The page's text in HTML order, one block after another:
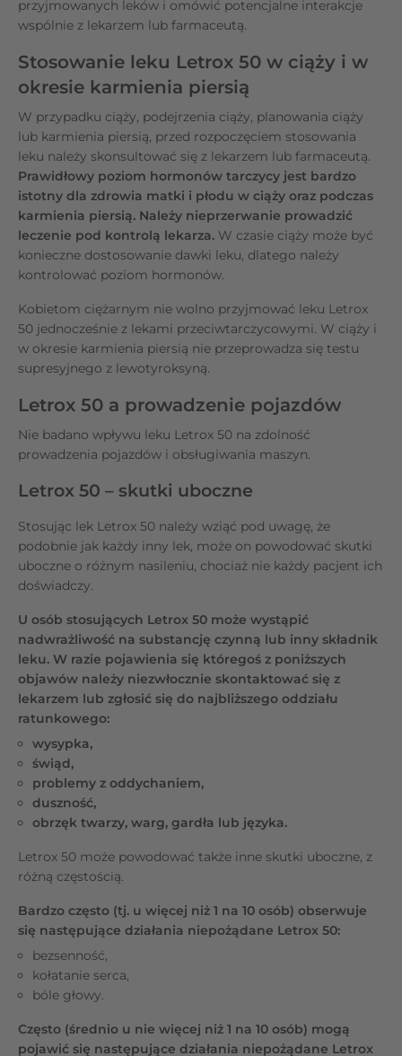
przyjmowanych leków i omówić potencjalne interakcje
wspólnie z lekarzem lub farmaceutą.
Stosowanie leku Letrox 50 w ciąży i w
okresie karmienia piersią
W przypadku ciąży, podejrzenia ciąży, planowania ciąży
lub karmienia piersią, przed rozpoczęciem stosowania
leku należy skonsultować się z lekarzem lub farmaceutą.
Prawidłowy poziom hormonów tarczycy jest bardzo
istotny dla zdrowia matki i płodu w ciąży oraz podczas
karmienia piersią. Należy nieprzerwanie prowadzić
leczenie pod kontrolą lekarza. W czasie ciąży może być
konieczne dostosowanie dawki leku, dlatego należy
kontrolować poziom hormonów.
Kobietom ciężarnym nie wolno przyjmować leku Letrox
50 jednocześnie z lekami przeciwtarczycowymi. W ciąży i
w okresie karmienia piersią nie przeprowadza się testu
supresyjnego z lewotyroksyną.
Letrox 50 a prowadzenie pojazdów
Nie badano wpływu leku Letrox 50 na zdolność
prowadzenia pojazdów i obsługiwania maszyn.
Letrox 50 – skutki uboczne
Stosując lek Letrox 50 należy wziąć pod uwagę, że
podobnie jak każdy inny lek, może on powodować skutki
uboczne o różnym nasileniu, chociaż nie każdy pacjent ich
doświadczy.
U osób stosujących Letrox 50 może wystąpić
nadwrażliwość na substancję czynną lub inny składnik
leku. W razie pojawienia się któregoś z poniższych
objawów należy niezwłocznie skontaktować się z
lekarzem lub zgłosić się do najbliższego oddziału
ratunkowego:
wysypka,
świąd,
problemy z oddychaniem,
duszność,
obrzęk twarzy, warg, gardła lub języka.
Letrox 50 może powodować także inne skutki uboczne, z
różną częstością.
Bardzo często (tj. u więcej niż 1 na 10 osób) obserwuje
się następujące działania niepożądane Letrox 50:
bezsenność,
kołatanie serca,
bóle głowy.
Często (średnio u nie więcej niż 1 na 10 osób) mogą
pojawić się następujące działania niepożądane Letrox